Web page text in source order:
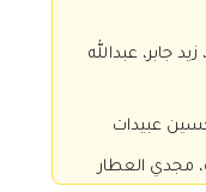
جابر، عبدالله
عبيدات
مجدي العطار